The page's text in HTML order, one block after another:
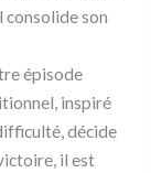
consolide son
épisode
inspiré
décide
il est